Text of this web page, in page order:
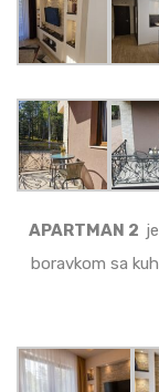
APARTMAN 2
boravkom sa